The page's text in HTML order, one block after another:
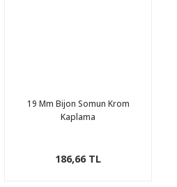
19 Mm Bijon Somun Krom
Kaplama
186,66 TL